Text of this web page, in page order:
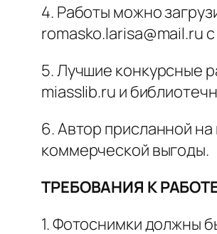
4. Работы можно
romasko.larisa@mail.ru
5. Лучшие конкурсные
miasslib.ru и
6. Автор присланной
коммерческой выгоды.
ТРЕБОВАНИЯ К
1. Фотоснимки должны